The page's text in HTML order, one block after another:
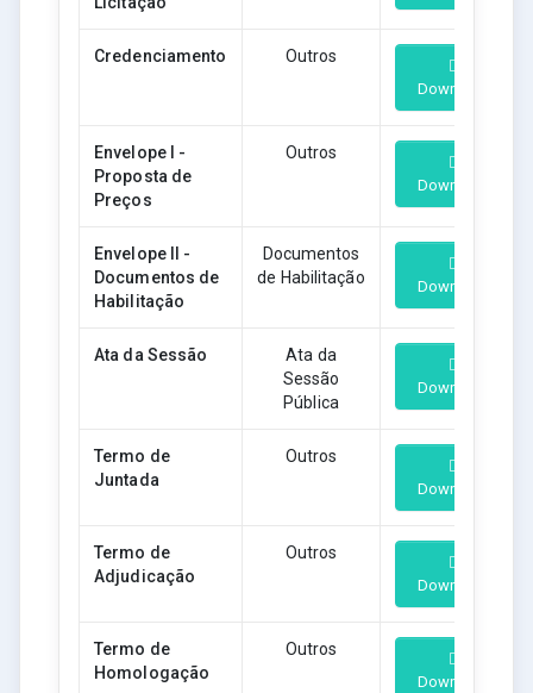
Credenciamento Outros
Download
Envelope I -
Proposta de
Preços
Outros
Download
Envelope II -
Documentos de
Habilitação
Documentos
de Habilitação
Download
Ata da Sessão
Ata da
Sessão
Pública
Download
Termo de
Juntada
Outros
Download
Termo de
Adjudicação
Outros
Download
Termo de
Homologação
Outros
Download